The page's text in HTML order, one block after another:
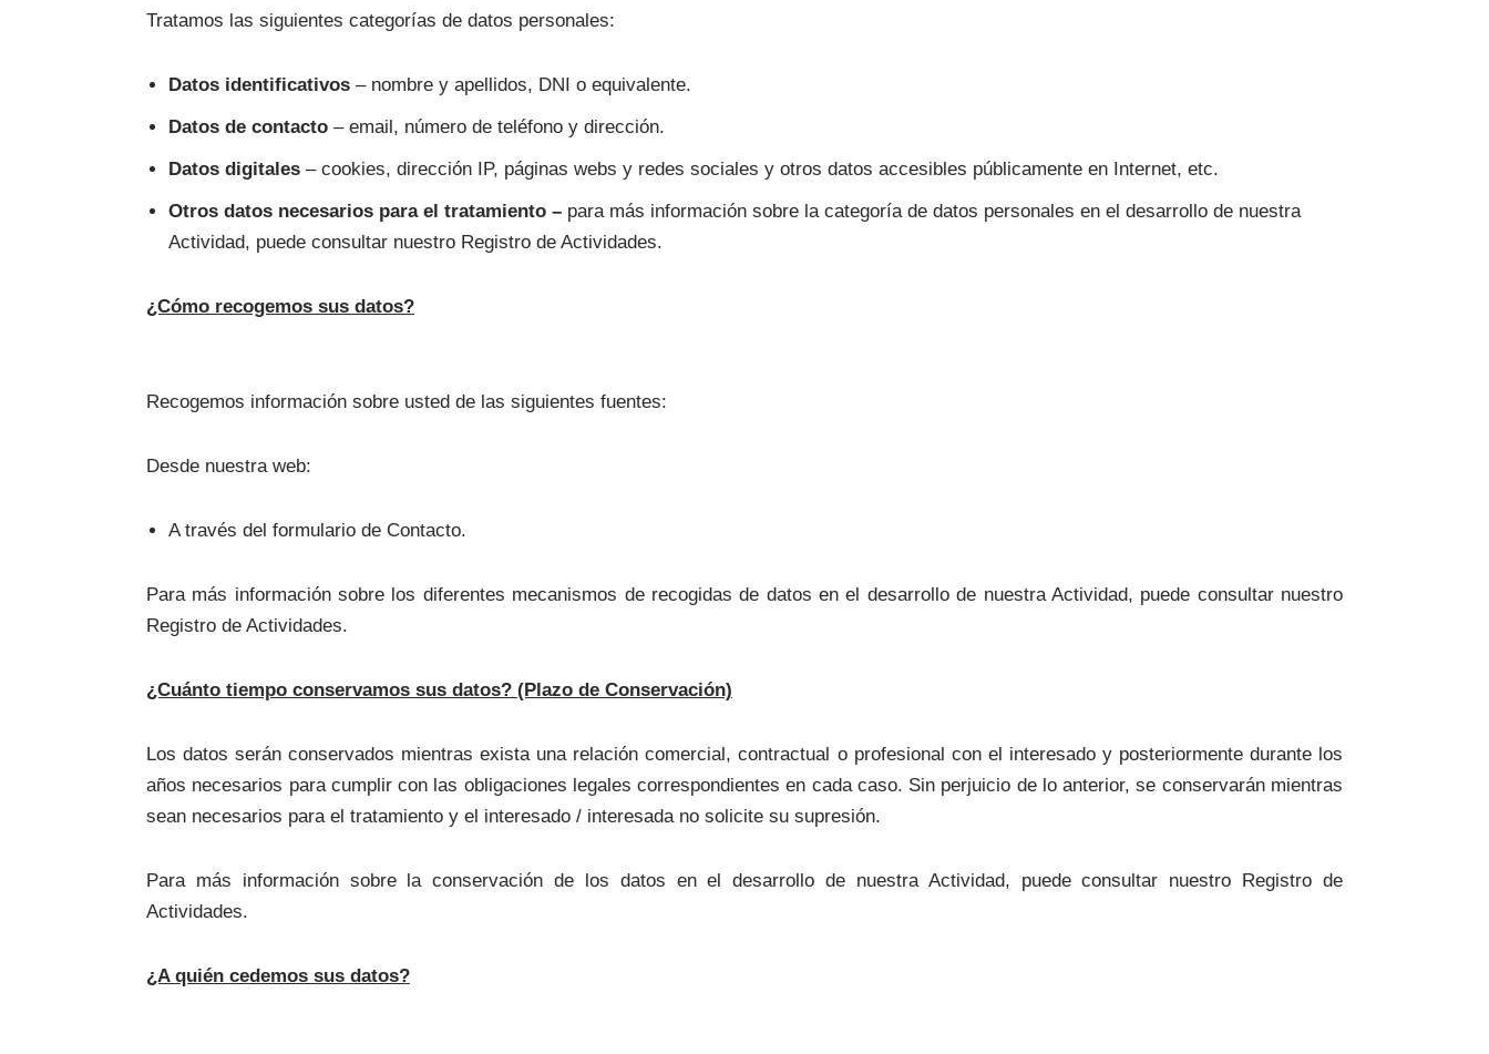
Tratamos las siguientes categorías de datos personales:
Datos identificativos – nombre y apellidos, DNI o equivalente.
Datos de contacto – email, número de teléfono y dirección.
Datos digitales – cookies, dirección IP, páginas webs y redes sociales y otros datos accesibles públicamente en Internet, etc.
Otros datos necesarios para el tratamiento – para más información sobre la categoría de datos personales en el desarrollo de nuestra
Actividad, puede consultar nuestro Registro de Actividades.
¿Cómo recogemos sus datos?
Recogemos información sobre usted de las siguientes fuentes:
Desde nuestra web:
A través del formulario de Contacto.
Para más información sobre los diferentes mecanismos de recogidas de datos en el desarrollo de nuestra Actividad, puede consultar nuestro
Registro de Actividades.
¿Cuánto tiempo conservamos sus datos? (Plazo de Conservación)
Los datos serán conservados mientras exista una relación comercial, contractual o profesional con el interesado y posteriormente durante los
años necesarios para cumplir con las obligaciones legales correspondientes en cada caso. Sin perjuicio de lo anterior, se conservarán mientras
sean necesarios para el tratamiento y el interesado / interesada no solicite su supresión.
Para más información sobre la conservación de los datos en el desarrollo de nuestra Actividad, puede consultar nuestro Registro de
Actividades.
¿A quién cedemos sus datos?